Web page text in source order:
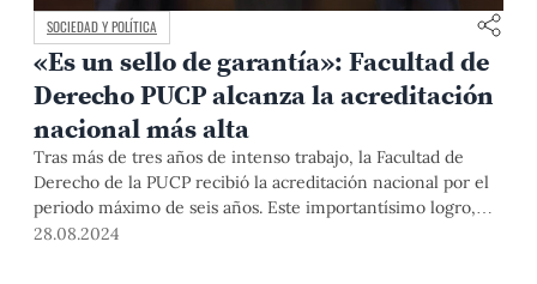
SOCIEDAD Y POLÍTICA
«Es un sello de garantía»: Facultad de
Derecho PUCP alcanza la acreditación
nacional más alta
Tras más de tres años de intenso trabajo, la Facultad de
Derecho de la PUCP recibió la acreditación nacional por el
periodo máximo de seis años. Este importantísimo logro,
oficializado el 5 de agosto, refleja el compromiso de la
28.08.2024